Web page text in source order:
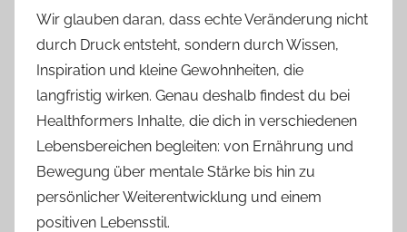
Wir glauben daran, dass echte Veränderung nicht
durch Druck entsteht, sondern durch Wissen,
Inspiration und kleine Gewohnheiten, die
langfristig wirken. Genau deshalb findest du bei
Healthformers Inhalte, die dich in verschiedenen
Lebensbereichen begleiten: von Ernährung und
Bewegung über mentale Stärke bis hin zu
persönlicher Weiterentwicklung und einem
positiven Lebensstil.